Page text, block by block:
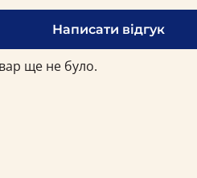
Написати відгук
ще не було.